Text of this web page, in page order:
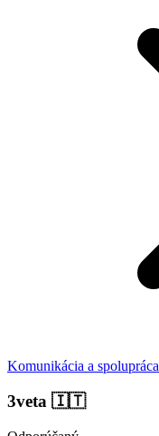
Komunikácia a spolupráca
3veta 🇮🇹